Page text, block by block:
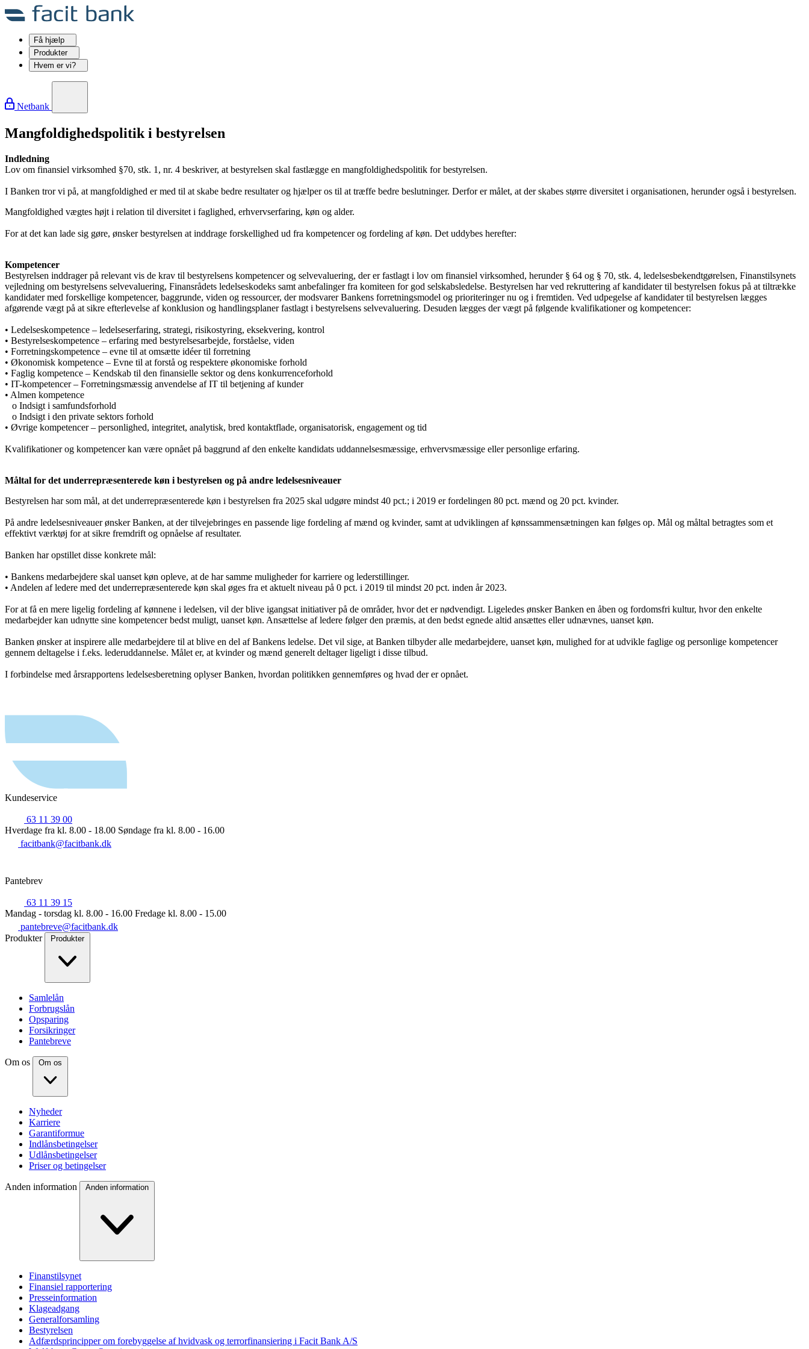
Få hjælp
Produkter
Hvem er vi?
Netbank
Mangfoldighedspolitik i bestyrelsen
Indledning
Lov om finansiel virksomhed §70, stk. 1, nr. 4 beskriver, at bestyrelsen skal fastlægge en mangfoldighedspolitik for bestyrelsen.
I Banken tror vi på, at mangfoldighed er med til at skabe bedre resultater og hjælper os til at træffe bedre beslutninger. Derfor er målet, at der skabes større diversitet i organisationen, herunder også i bestyrelsen.
Mangfoldighed vægtes højt i relation til diversitet i faglighed, erhvervserfaring, køn og alder.
For at det kan lade sig gøre, ønsker bestyrelsen at inddrage forskellighed ud fra kompetencer og fordeling af køn. Det uddybes herefter:
Kompetencer
Bestyrelsen inddrager på relevant vis de krav til bestyrelsens kompetencer og selvevaluering, der er fastlagt i lov om finansiel virksomhed, herunder § 64 og § 70, stk. 4, ledelsesbekendtgørelsen, Finanstilsynets
vejledning om bestyrelsens selvevaluering, Finansrådets ledelseskodeks samt anbefalinger fra komiteen for god selskabsledelse. Bestyrelsen har ved rekruttering af kandidater til bestyrelsen fokus på at tiltrække
kandidater med forskellige kompetencer, baggrunde, viden og ressourcer, der modsvarer Bankens forretningsmodel og prioriteringer nu og i fremtiden. Ved udpegelse af kandidater til bestyrelsen lægges
afgørende vægt på at sikre efterlevelse af konklusion og handlingsplaner fastlagt i bestyrelsens selvevaluering. Desuden lægges der vægt på følgende kvalifikationer og kompetencer:
• Ledelseskompetence – ledelseserfaring, strategi, risikostyring, eksekvering, kontrol
• Bestyrelseskompetence – erfaring med bestyrelsesarbejde, forståelse, viden
• Forretningskompetence – evne til at omsætte idéer til forretning
• Økonomisk kompetence – Evne til at forstå og respektere økonomiske forhold
• Faglig kompetence – Kendskab til den finansielle sektor og dens konkurrenceforhold
• IT-kompetencer – Forretningsmæssig anvendelse af IT til betjening af kunder
• Almen kompetence
o Indsigt i samfundsforhold
o Indsigt i den private sektors forhold
• Øvrige kompetencer – personlighed, integritet, analytisk, bred kontaktflade, organisatorisk, engagement og tid
Kvalifikationer og kompetencer kan være opnået på baggrund af den enkelte kandidats uddannelsesmæssige, erhvervsmæssige eller personlige erfaring.
Måltal for det underrepræsenterede køn i bestyrelsen og på andre ledelsesniveauer
Bestyrelsen har som mål, at det underrepræsenterede køn i bestyrelsen fra 2025 skal udgøre mindst 40 pct.; i 2019 er fordelingen 80 pct. mænd og 20 pct. kvinder.
På andre ledelsesniveauer ønsker Banken, at der tilvejebringes en passende lige fordeling af mænd og kvinder, samt at udviklingen af kønssammensætningen kan følges op. Mål og måltal betragtes som et
effektivt værktøj for at sikre fremdrift og opnåelse af resultater.
Banken har opstillet disse konkrete mål:
• Bankens medarbejdere skal uanset køn opleve, at de har samme muligheder for karriere og lederstillinger.
• Andelen af ledere med det underrepræsenterede køn skal øges fra et aktuelt niveau på 0 pct. i 2019 til mindst 20 pct. inden år 2023.
For at få en mere ligelig fordeling af kønnene i ledelsen, vil der blive igangsat initiativer på de områder, hvor det er nødvendigt. Ligeledes ønsker Banken en åben og fordomsfri kultur, hvor den enkelte
medarbejder kan udnytte sine kompetencer bedst muligt, uanset køn. Ansættelse af ledere følger den præmis, at den bedst egnede altid ansættes eller udnævnes, uanset køn.
Banken ønsker at inspirere alle medarbejdere til at blive en del af Bankens ledelse. Det vil sige, at Banken tilbyder alle medarbejdere, uanset køn, mulighed for at udvikle faglige og personlige kompetencer
gennem deltagelse i f.eks. lederuddannelse. Målet er, at kvinder og mænd generelt deltager ligeligt i disse tilbud.
I forbindelse med årsrapportens ledelsesberetning oplyser Banken, hvordan politikken gennemføres og hvad der er opnået.
Kundeservice
63 11 39 00
Hverdage fra kl. 8.00 - 18.00 Søndage fra kl. 8.00 - 16.00
facitbank@facitbank.dk
Pantebrev
63 11 39 15
Mandag - torsdag kl. 8.00 - 16.00 Fredage kl. 8.00 - 15.00
pantebreve@facitbank.dk
Produkter
Produkter
Samlelån
Forbrugslån
Opsparing
Forsikringer
Pantebreve
Om os Om os
Nyheder
Karriere
Garantiformue
Indlånsbetingelser
Udlånsbetingelser
Priser og betingelser
Anden information Anden information
Finanstilsynet
Finansiel rapportering
Presseinformation
Klageadgang
Generalforsamling
Bestyrelsen
Adfærdsprincipper om forebyggelse af hvidvask og terrorfinansiering i Facit Bank A/S